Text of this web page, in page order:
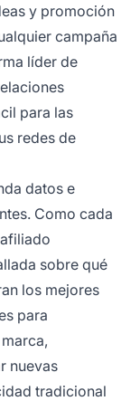
y promoción
campaña
líder de
para las
redes de
datos e
Como cada
sobre qué
los mejores
para
nuevas
tradicional